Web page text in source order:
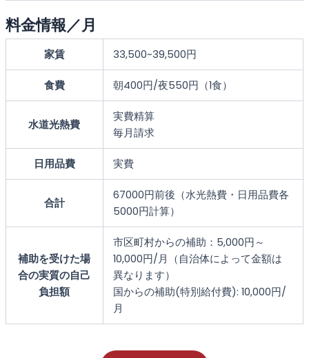
料金情報／月
家賃 33,500~39,500円
食費 朝400円/夜550円（1食）
水道光熱費
実費精算
毎月請求
日用品費 実費
合計
67000円前後（水光熱費・日用品費各
5000円計算）
補助を受けた場
合の実質の自己
負担額
市区町村からの補助：5,000円～
10,000円/月（自治体によって金額は
異なります）
国からの補助(特別給付費): 10,000円/
月